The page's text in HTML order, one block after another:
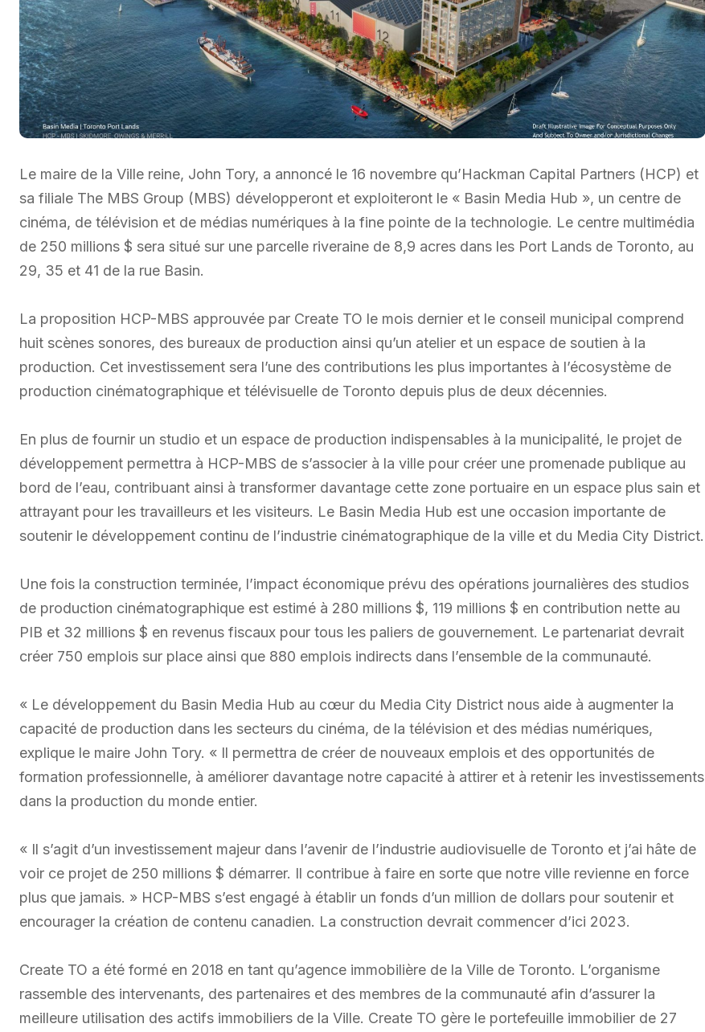
Le maire de la Ville reine, John Tory, a annoncé le 16 novembre qu’Hackman Capital Partners (HCP) et
sa filiale The MBS Group (MBS) développeront et exploiteront le « Basin Media Hub », un centre de
cinéma, de télévision et de médias numériques à la fine pointe de la technologie. Le centre multimédia
de 250 millions $ sera situé sur une parcelle riveraine de 8,9 acres dans les Port Lands de Toronto, au
29, 35 et 41 de la rue Basin.
La proposition HCP-MBS approuvée par Create TO le mois dernier et le conseil municipal comprend
huit scènes sonores, des bureaux de production ainsi qu’un atelier et un espace de soutien à la
production. Cet investissement sera l’une des contributions les plus importantes à l’écosystème de
production cinématographique et télévisuelle de Toronto depuis plus de deux décennies.
En plus de fournir un studio et un espace de production indispensables à la municipalité, le projet de
développement permettra à HCP-MBS de s’associer à la ville pour créer une promenade publique au
bord de l’eau, contribuant ainsi à transformer davantage cette zone portuaire en un espace plus sain et
attrayant pour les travailleurs et les visiteurs. Le Basin Media Hub est une occasion importante de
soutenir le développement continu de l’industrie cinématographique de la ville et du Media City District.
Une fois la construction terminée, l’impact économique prévu des opérations journalières des studios
de production cinématographique est estimé à 280 millions $, 119 millions $ en contribution nette au
PIB et 32 millions $ en revenus fiscaux pour tous les paliers de gouvernement. Le partenariat devrait
créer 750 emplois sur place ainsi que 880 emplois indirects dans l’ensemble de la communauté.
« Le développement du Basin Media Hub au cœur du Media City District nous aide à augmenter la
capacité de production dans les secteurs du cinéma, de la télévision et des médias numériques,
explique le maire John Tory. « Il permettra de créer de nouveaux emplois et des opportunités de
formation professionnelle, à améliorer davantage notre capacité à attirer et à retenir les investissements
dans la production du monde entier.
« Il s’agit d’un investissement majeur dans l’avenir de l’industrie audiovisuelle de Toronto et j’ai hâte de
voir ce projet de 250 millions $ démarrer. Il contribue à faire en sorte que notre ville revienne en force
plus que jamais. » HCP-MBS s’est engagé à établir un fonds d’un million de dollars pour soutenir et
encourager la création de contenu canadien. La construction devrait commencer d’ici 2023.
Create TO a été formé en 2018 en tant qu’agence immobilière de la Ville de Toronto. L’organisme
rassemble des intervenants, des partenaires et des membres de la communauté afin d’assurer la
meilleure utilisation des actifs immobiliers de la Ville. Create TO gère le portefeuille immobilier de 27